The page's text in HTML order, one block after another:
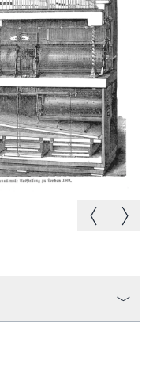
Vorheriges